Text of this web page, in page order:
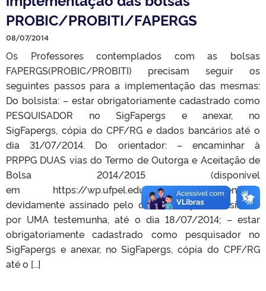
PROBIC/PROBITI/FAPERGS
08/07/2014
Os Professores contemplados com as bolsas
FAPERGS(PROBIC/PROBITI) precisam seguir os
seguintes passos para a implementação das mesmas:
Do bolsista: – estar obrigatoriamente cadastrado como
PESQUISADOR no SigFapergs e anexar, no
SigFapergs, cópia do CPF/RG e dados bancários até o
dia 31/07/2014. Do orientador: – encaminhar à
PRPPG DUAS vias do Termo de Outorga e Aceitação de
Bolsa 2014/2015 (disponível
em https://wp.ufpel.edu.br/prppg/documentos/)
devidamente assinado pelo orientador, pelo bolsista e
por UMA testemunha, até o dia 18/07/2014; – estar
obrigatoriamente cadastrado como pesquisador no
SigFapergs e anexar, no SigFapergs, cópia do CPF/RG
até o […]